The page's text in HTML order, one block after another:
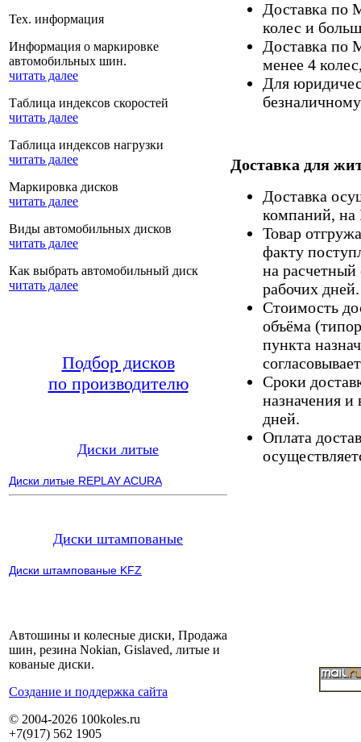
Тех. информация
Информация о маркировке
автомобильных шин.
читать далее
Таблица индексов скоростей
читать далее
Таблица индексов нагрузки
читать далее
Маркировка дисков
читать далее
Виды автомобильных дисков
читать далее
Как выбрать автомобильный диск
читать далее
Подбор дисков
по производителю
Диски литые
Диски литые REPLAY ACURA
Диски штампованые
Диски штампованые KFZ
Доставка по
колес и
Доставка по
менее 4
Для
Доставка для
Доставка
компаний,
Товар
факту
на расчетный
рабочих дней.
Стоимость
объёма
пункта
Сроки
назначения и
дней.
Оплата
Автошины и колесные диски, Продажа
шин, резина Nokian, Gislaved, литые и
кованые диски.
Cоздание и поддержка сайта
© 2004-2026 100koles.ru
+7(917) 562 1905